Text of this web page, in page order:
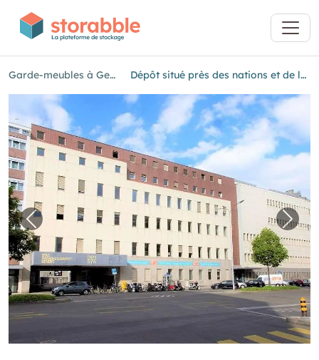
Garde-meubles à Genève Dépôt situé près des nations et de la gare
Image précédente pour "Dépôt situé près